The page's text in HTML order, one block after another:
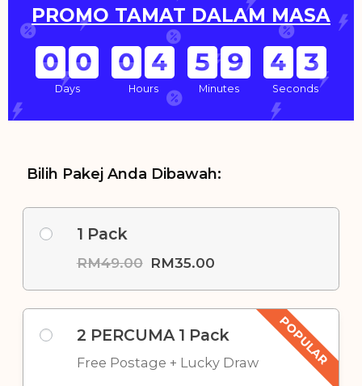
PROMO TAMAT DALAM MASA
0 0
Days
0 4
Hours
5 9
Minutes
4 0
Seconds
Bilih Pakej Anda Dibawah:
1 Pack
RM49.00 RM35.00
POPULAR
2 PERCUMA 1 Pack
Free Postage + Lucky Draw